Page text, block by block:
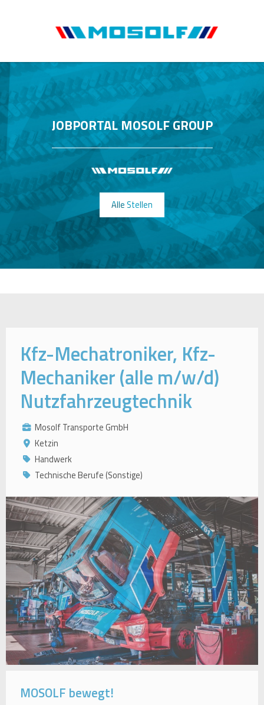
JOBPORTAL MOSOLF GROUP
Alle Stellen
Kfz-Mechatroniker, Kfz-
Mechaniker (alle m/w/d)
Nutzfahrzeugtechnik
Mosolf Transporte GmbH
Ketzin
Handwerk
Technische Berufe (Sonstige)
MOSOLF bewegt!